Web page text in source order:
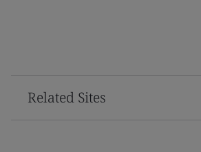
Related Sites